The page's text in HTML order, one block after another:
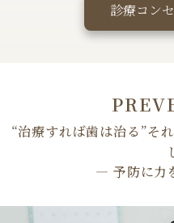
診療コン
“治療すれば歯は治る”そ
― 予防に力